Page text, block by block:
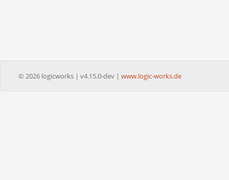
© 2026 logicworks | v4.15.0-dev | www.logic-works.de